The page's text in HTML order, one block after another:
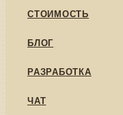
СТОИМОСТЬ
БЛОГ
РАЗРАБОТКА
ЧАТ